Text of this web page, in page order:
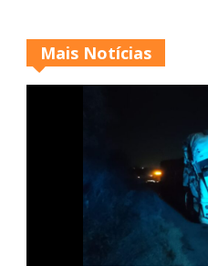
Mais Notícias